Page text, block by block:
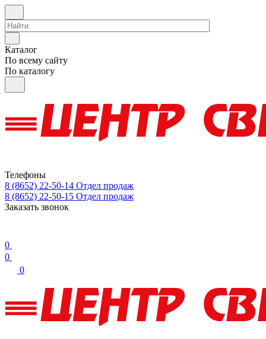
Каталог
По всему сайту
По каталогу
Телефоны
8 (8652) 22-50-14 Отдел продаж
8 (8652) 22-50-15 Отдел продаж
Заказать звонок
0
0
0